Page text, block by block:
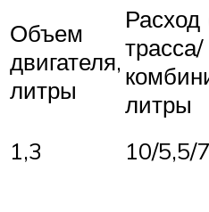
Объем
двигателя,
литры
Расход
трасса/
литры
1,3 10/5,5/